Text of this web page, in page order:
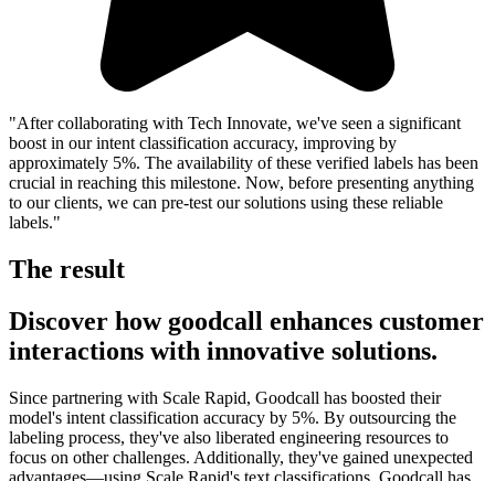
"After collaborating with Tech Innovate, we've seen a significant
boost in our intent classification accuracy, improving by
approximately 5%. The availability of these verified labels has been
crucial in reaching this milestone. Now, before presenting anything
to our clients, we can pre-test our solutions using these reliable
labels."
The result
Discover how goodcall enhances customer
interactions with innovative solutions.
Since partnering with Scale Rapid, Goodcall has boosted their
model's intent classification accuracy by 5%. By outsourcing the
labeling process, they've also liberated engineering resources to
focus on other challenges. Additionally, they've gained unexpected
advantages—using Scale Rapid's text classifications, Goodcall has